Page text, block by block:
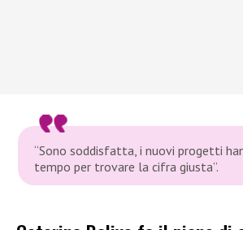
“Sono soddisfatta, i nuovi progetti
tempo per trovare la cifra giusta”.